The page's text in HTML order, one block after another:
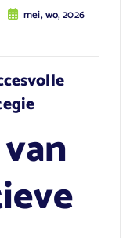
mei, wo, 2026